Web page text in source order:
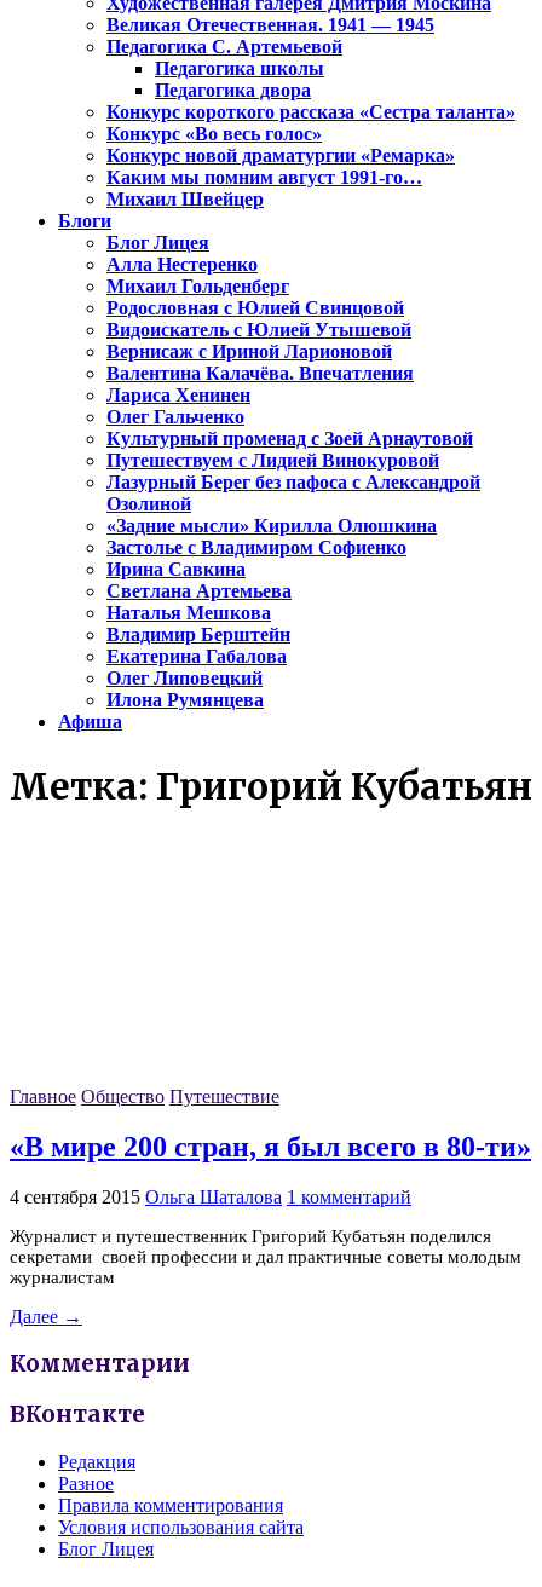
Великая Отечественная. 1941 — 1945
Педагогика С. Артемьевой
Педагогика школы
Педагогика двора
Конкурс короткого рассказа «Сестра таланта»
Конкурс «Во весь голос»
Конкурс новой драматургии «Ремарка»
Каким мы помним август 1991-го…
Михаил Швейцер
Блоги
Блог Лицея
Алла Нестеренко
Михаил Гольденберг
Родословная с Юлией Свинцовой
Видоискатель с Юлией Утышевой
Вернисаж с Ириной Ларионовой
Валентина Калачёва. Впечатления
Лариса Хенинен
Олег Гальченко
Культурный променад с Зоей Арнаутовой
Путешествуем с Лидией Винокуровой
Лазурный Берег без пафоса с Александрой
Озолиной
«Задние мысли» Кирилла Олюшкина
Застолье с Владимиром Софиенко
Ирина Савкина
Светлана Артемьева
Наталья Мешкова
Владимир Берштейн
Екатерина Габалова
Олег Липовецкий
Илона Румянцева
Афиша
Метка: Григорий Кубатьян
Главное Общество Путешествие
«В мире 200 стран, я был всего в 80-ти»
4 сентября 2015 Ольга Шаталова 1 комментарий
Журналист и путешественник Григорий Кубатьян поделился
секретами своей профессии и дал практичные советы молодым
журналистам
Далее →
Комментарии
ВКонтакте
Редакция
Разное
Правила комментирования
Условия использования сайта
Блог Лицея